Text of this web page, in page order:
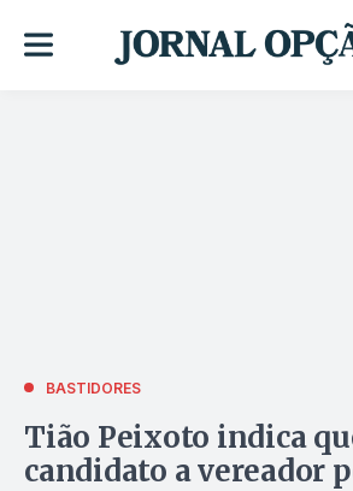
BASTIDORES
Tião Peixoto indica
candidato a vereador